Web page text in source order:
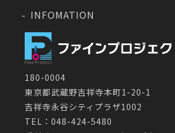
INFOMATION
180-0004
東京都武蔵野吉祥寺本町1-20-1
吉祥寺永谷シティプラザ1002
TEL：048-424-5480